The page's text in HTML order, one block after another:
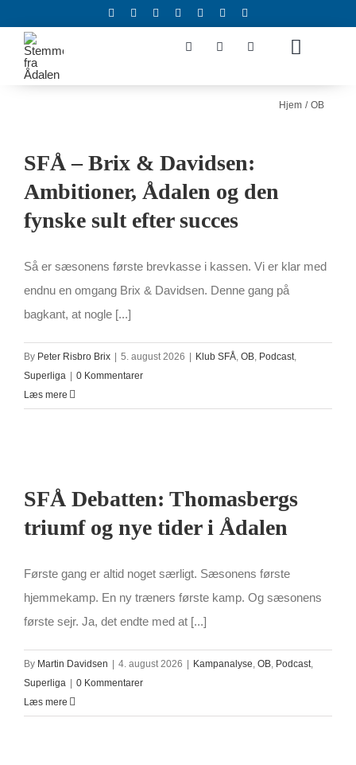
content
Toggle
Podcasts
SFÅ Netværket
Hjem OB
SFÅ – Brix & Davidsen:
Ambitioner, Ådalen og den
fynske sult efter succes
Så er sæsonens første brevkasse i kassen. Vi er klar med
endnu en omgang Brix & Davidsen. Denne gang på
bagkant, at nogle [...]
By Peter Risbro Brix 5. august 2026 Klub SFÅ, OB, Podcast,
Superliga
0 Kommentarer
Læs mere
SFÅ Debatten: Thomasbergs
triumf og nye tider i Ådalen
Første gang er altid noget særligt. Sæsonens første
hjemmekamp. En ny træners første kamp. Og sæsonens
første sejr. Ja, det endte med at [...]
By Martin Davidsen 4. august 2026 Kampanalyse, OB, Podcast,
Superliga
0 Kommentarer
Læs mere